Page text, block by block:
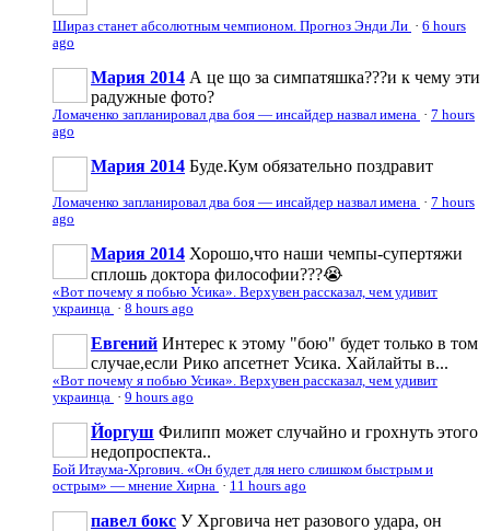
Шираз станет абсолютным чемпионом. Прогноз Энди Ли · 6 hours
ago
Мария 2014 А це що за симпатяшка???и к чему эти
радужные фото?
Ломаченко запланировал два боя — инсайдер назвал имена · 7 hours
ago
Мария 2014 Буде.Кум обязательно поздравит
Ломаченко запланировал два боя — инсайдер назвал имена · 7 hours
ago
Мария 2014 Хорошо,что наши чемпы-супертяжи
сплошь доктора философии???😭
«Вот почему я побью Усика». Верхувен рассказал, чем удивит
украинца · 8 hours ago
Евгений Интерес к этому "бою" будет только в том
случае,если Рико апсетнет Усика. Хайлайты в...
«Вот почему я побью Усика». Верхувен рассказал, чем удивит
украинца · 9 hours ago
Йоргуш Филипп может случайно и грохнуть этого
недопроспекта..
Бой Итаума-Хргович. «Он будет для него слишком быстрым и
острым» — мнение Хирна · 11 hours ago
павел бокс У Хрговича нет разового удара, он